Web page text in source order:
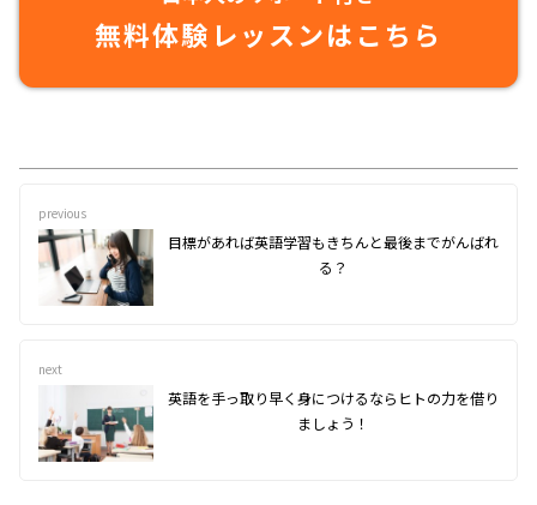
無料体験レッスンはこちら
previous
目標があれば英語学習もきちんと最後までがんばれ
る？
next
英語を手っ取り早く身につけるならヒトの力を借り
ましょう！